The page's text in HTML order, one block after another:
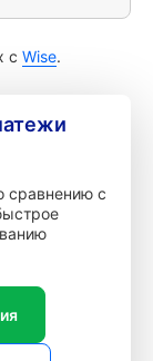
с Wise.
сравнению с